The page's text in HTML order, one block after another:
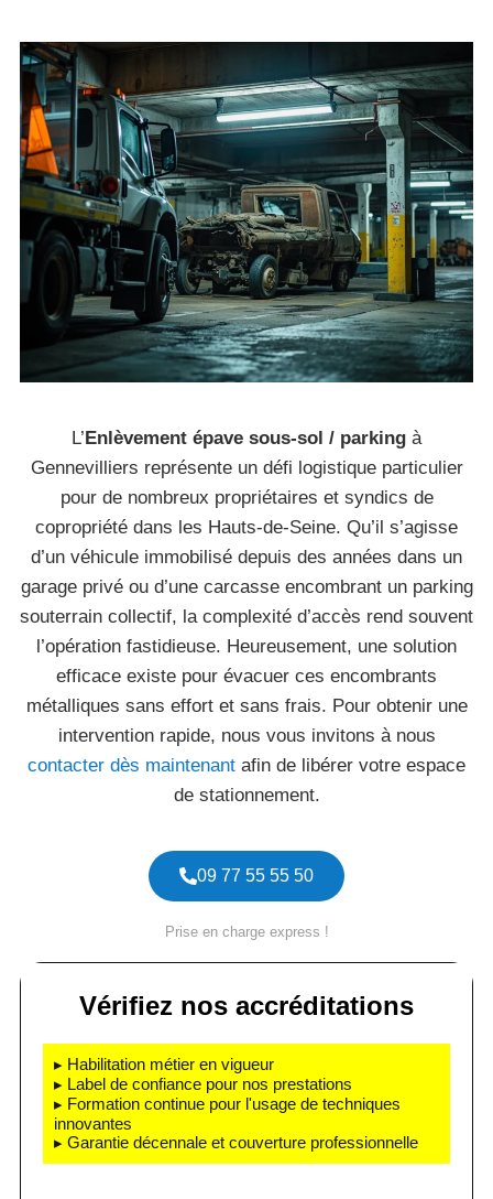
L’Enlèvement épave sous-sol / parking à
Gennevilliers représente un défi logistique particulier
pour de nombreux propriétaires et syndics de
copropriété dans les Hauts-de-Seine. Qu’il s’agisse
d’un véhicule immobilisé depuis des années dans un
garage privé ou d’une carcasse encombrant un parking
souterrain collectif, la complexité d’accès rend souvent
l’opération fastidieuse. Heureusement, une solution
efficace existe pour évacuer ces encombrants
métalliques sans effort et sans frais. Pour obtenir une
intervention rapide, nous vous invitons à nous
contacter dès maintenant afin de libérer votre espace
de stationnement.
09 77 55 55 50
Prise en charge express !
Vérifiez nos accréditations
▸ Habilitation métier en vigueur
▸ Label de confiance pour nos prestations
▸ Formation continue pour l'usage de techniques
innovantes
▸ Garantie décennale et couverture professionnelle